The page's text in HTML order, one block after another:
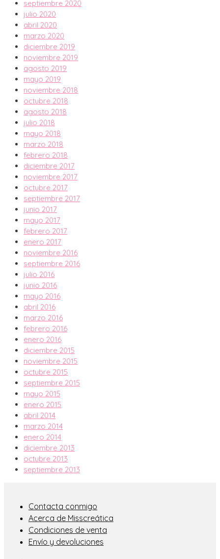
septiembre 2020
julio 2020
abril 2020
marzo 2020
diciembre 2019
noviembre 2019
agosto 2019
mayo 2019
noviembre 2018
octubre 2018
agosto 2018
julio 2018
mayo 2018
marzo 2018
febrero 2018
diciembre 2017
noviembre 2017
octubre 2017
septiembre 2017
junio 2017
mayo 2017
febrero 2017
enero 2017
noviembre 2016
septiembre 2016
julio 2016
junio 2016
mayo 2016
abril 2016
marzo 2016
febrero 2016
enero 2016
diciembre 2015
noviembre 2015
octubre 2015
septiembre 2015
mayo 2015
enero 2015
abril 2014
marzo 2014
enero 2014
diciembre 2013
octubre 2013
septiembre 2013
Contacta conmigo
Acerca de Misscreática
Condiciones de venta
Envío y devoluciones